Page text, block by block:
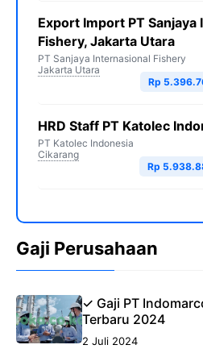
Export Import PT Sanjaya
Fishery, Jakarta Utara
PT Sanjaya Internasional Fishery
Jakarta Utara
Rp
HRD Staff PT Katolec
PT Katolec Indonesia
Cikarang
Rp
Gaji Perusahaan
✓ Gaji PT
Terbaru 2024
2 Juli 2024